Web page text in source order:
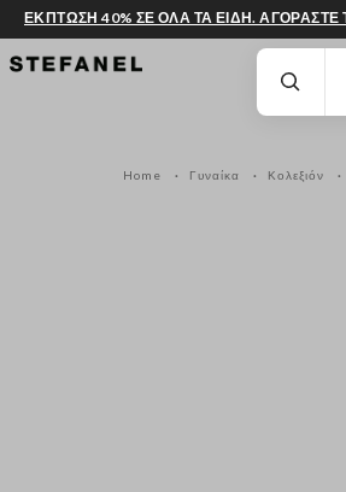
ΜΕΤΆΒΑΣΗ ΣΤΟ ΚΎΡΙΟ ΠΕΡΙΕΧΌΜΕΝΟ
ΕΚΠΤΩΣΗ 40% ΣΕ ΟΛΑ ΤΑ ΕΙΔΗ. ΑΓΟΡΑΣΤΕ
Home Γυναίκα Κολεξιόν